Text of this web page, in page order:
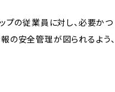
プの従業員に対し、必要かつ
の安全管理が図られるよう、